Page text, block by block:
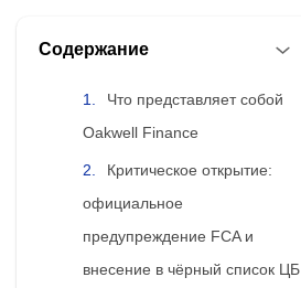
Содержание
Что представляет собой
Oakwell Finance
Критическое открытие:
официальное
предупреждение FCA и
внесение в чёрный список ЦБ